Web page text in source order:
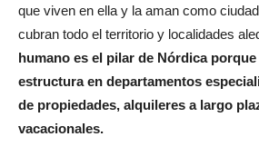
que viven en ella y la aman como
cubran todo el territorio y localidades
humano es el pilar de Nórdica
estructura en departamentos
de propiedades, alquileres a largo
vacacionales.